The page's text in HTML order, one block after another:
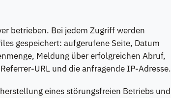
betrieben. Bei jedem Zugriff werden
gespeichert: aufgerufene Seite, Datum
Meldung über erfolgreichen Abruf,
URL und die anfragende IP-Adresse.
eines störungsfreien Betriebs und